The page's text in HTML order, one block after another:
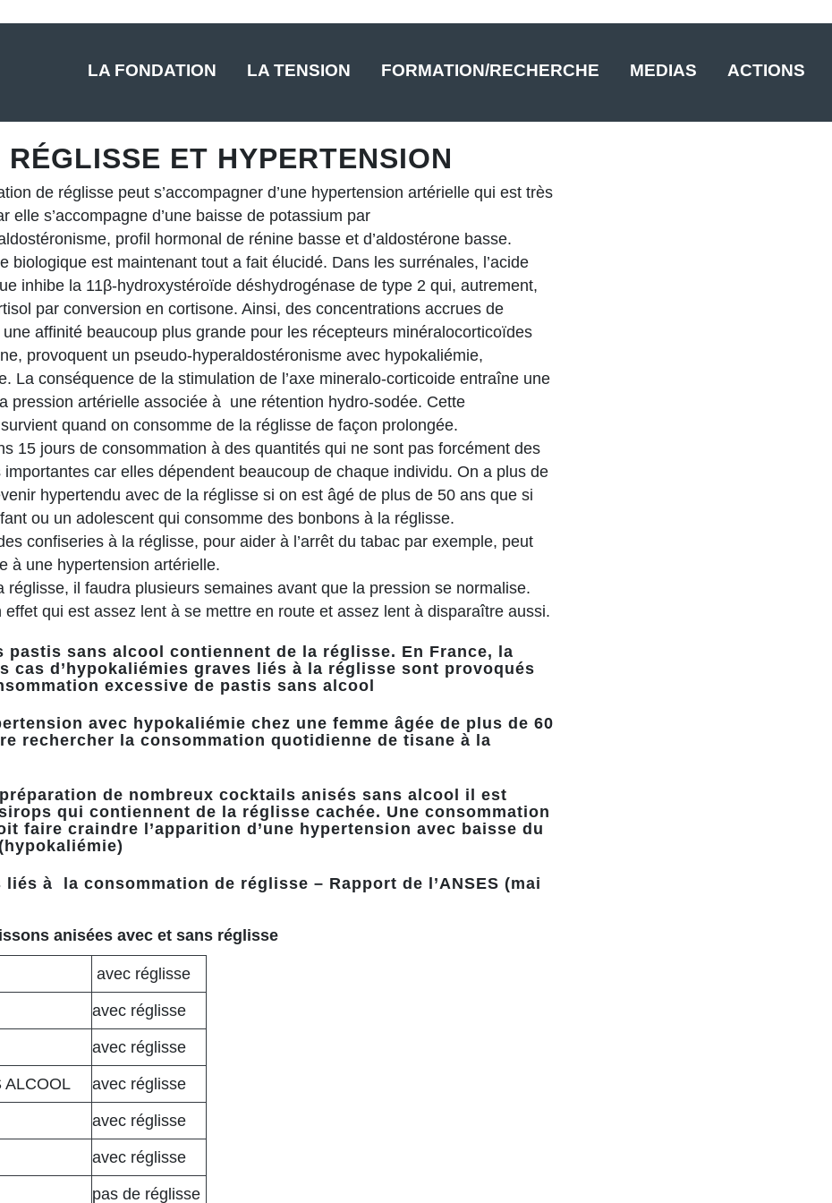
LA FONDATION LA TENSION FORMATION/RECHERCHE MEDIAS ACTIONS
RÉGLISSE ET HYPERTENSION
de réglisse peut s’accompagner d’une hypertension artérielle qui est très
elle s’accompagne d’une baisse de potassium par
profil hormonal de rénine basse et d’aldostérone basse.
biologique est maintenant tout a fait élucidé. Dans les surrénales, l’acide
inhibe la 11β-hydroxystéroïde déshydrogénase de type 2 qui, autrement,
par conversion en cortisone. Ainsi, des concentrations accrues de
affinité beaucoup plus grande pour les récepteurs minéralocorticoïdes
provoquent un pseudo-hyperaldostéronisme avec hypokaliémie,
La conséquence de la stimulation de l’axe mineralo-corticoide entraîne une
pression artérielle associée à une rétention hydro-sodée. Cette
quand on consomme de la réglisse de façon prolongée.
15 jours de consommation à des quantités qui ne sont pas forcément des
importantes car elles dépendent beaucoup de chaque individu. On a plus de
hypertendu avec de la réglisse si on est âgé de plus de 50 ans que si
ou un adolescent qui consomme des bonbons à la réglisse.
confiseries à la réglisse, pour aider à l’arrêt du tabac par exemple, peut
à une hypertension artérielle.
réglisse, il faudra plusieurs semaines avant que la pression se normalise.
effet qui est assez lent à se mettre en route et assez lent à disparaître aussi.
pastis sans alcool contiennent de la réglisse. En France, la
cas d’hypokaliémies graves liés à la réglisse sont provoqués
excessive de pastis sans alcool
avec hypokaliémie chez une femme âgée de plus de 60
rechercher la consommation quotidienne de tisane à la
de nombreux cocktails anisés sans alcool il est
qui contiennent de la réglisse cachée. Une consommation
faire craindre l’apparition d’une hypertension avec baisse du
liés à la consommation de réglisse – Rapport de l’ANSES (mai
anisées avec et sans réglisse
avec réglisse
avec réglisse
avec réglisse
ALCOOL avec réglisse
avec réglisse
avec réglisse
pas de réglisse